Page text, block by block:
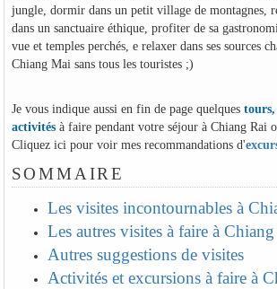
jungle, dormir dans un petit village de montagnes,
dans un sanctuaire éthique, profiter de sa
vue et temples perchés, e relaxer dans ses sources
Chiang Mai sans tous les touristes ;)
Je vous indique aussi en fin de page quelques tours,
activitésà faire pendant votre séjour à Chiang Rai
Cliquez ici pour voir mes recommandations d'
SOMMAIRE
Les visites incontournables à
Les autres visites à faire à
Autres suggestions de visites
Activités et excursions à faire à